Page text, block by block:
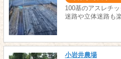
100基のアスレチ
迷路や立体迷路も
小岩井農場